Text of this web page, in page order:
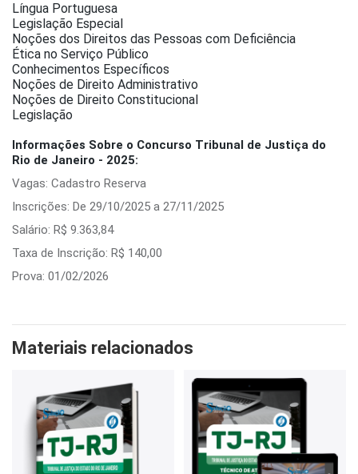
Língua Portuguesa
Legislação Especial
Noções dos Direitos das Pessoas com Deficiência
Ética no Serviço Público
Conhecimentos Específicos
Noções de Direito Administrativo
Noções de Direito Constitucional
Legislação
Informações Sobre o Concurso Tribunal de Justiça do
Rio de Janeiro - 2025:
Vagas: Cadastro Reserva
Inscrições: De 29/10/2025 a 27/11/2025
Salário: R$ 9.363,84
Taxa de Inscrição: R$ 140,00
Prova: 01/02/2026
Materiais relacionados